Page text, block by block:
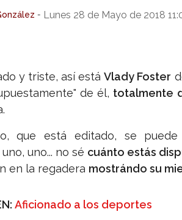
- Lunes 28 de Mayo de 2018
y triste, así estáVlady Foster
de él, totalmente
que está editado, se puede
uno... no sé cuánto estás
en la regadera mostrándo su
Aficionado a los deportes